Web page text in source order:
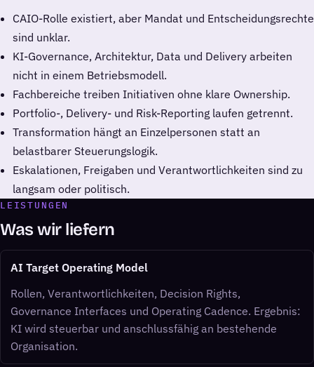
CAIO-Rolle existiert, aber Mandat und Entscheidungsrechte
sind unklar.
KI-Governance, Architektur, Data und Delivery arbeiten
nicht in einem Betriebsmodell.
Fachbereiche treiben Initiativen ohne klare Ownership.
Portfolio-, Delivery- und Risk-Reporting laufen getrennt.
Transformation hängt an Einzelpersonen statt an
belastbarer Steuerungslogik.
Eskalationen, Freigaben und Verantwortlichkeiten sind zu
langsam oder politisch.
LEISTUNGEN
Was wir liefern
AI Target Operating Model
Rollen, Verantwortlichkeiten, Decision Rights,
Governance Interfaces und Operating Cadence. Ergebnis:
KI wird steuerbar und anschlussfähig an bestehende
Organisation.